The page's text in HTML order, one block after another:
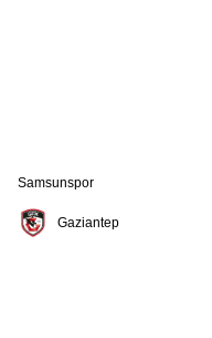
Samsunspor
Gaziantep